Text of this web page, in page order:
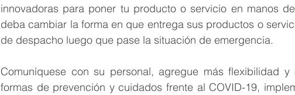
innovadoras para poner tu producto o servicio en manos
deba cambiar la forma en que entrega sus productos o
de despacho luego que pase la situación de emergencia.
Comuníquese con su personal, agregue más flexibilidad y
formas de prevención y cuidados frente al COVID-19,